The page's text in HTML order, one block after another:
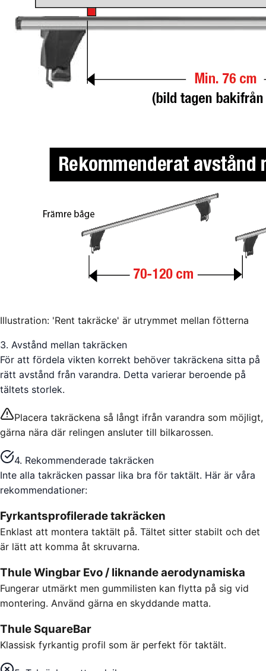
Illustration: 'Rent takräcke' är utrymmet mellan fötterna
3. Avstånd mellan takräcken
För att fördela vikten korrekt behöver takräckena sitta på
rätt avstånd från varandra. Detta varierar beroende på
tältets storlek.
Placera takräckena så långt ifrån varandra som möjligt,
gärna nära där relingen ansluter till bilkarossen.
4. Rekommenderade takräcken
Inte alla takräcken passar lika bra för taktält. Här är våra
rekommendationer:
Fyrkantsprofilerade takräcken
Enklast att montera taktält på. Tältet sitter stabilt och det
är lätt att komma åt skruvarna.
Thule Wingbar Evo / liknande aerodynamiska
Fungerar utmärkt men gummilisten kan flytta på sig vid
montering. Använd gärna en skyddande matta.
Thule SquareBar
Klassisk fyrkantig profil som är perfekt för taktält.